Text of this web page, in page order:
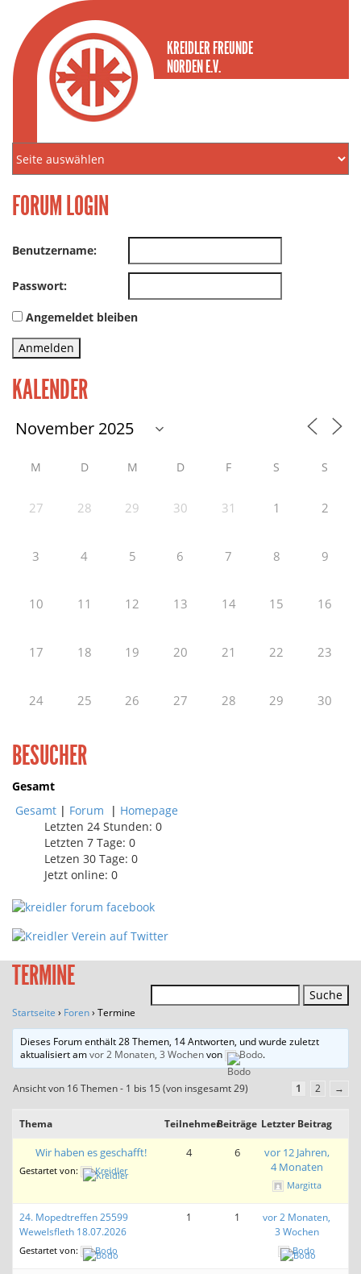
KREIDLER FREUNDE
NORDEN E.V.
FORUM LOGIN
Benutzername:
Passwort:
Angemeldet bleiben
Anmelden
KALENDER
M D M D F S S
27 28 29 30 31 1 2
3 4 5 6 7 8 9
10 11 12 13 14 15 16
17 18 19 20 21 22 23
24 25 26 27 28 29 30
BESUCHER
Gesamt
Gesamt | Forum | Homepage
Letzten 24 Stunden: 0
Letzten 7 Tage: 0
Letzen 30 Tage: 0
Jetzt online: 0
Suchen
nach:
TERMINE
Startseite › Foren› Termine
Dieses Forum enthält 28 Themen, 14 Antworten, und wurde zuletzt
aktualisiert amvor 2 Monaten, 3 Wochenvon Bodo.
Ansicht von 16 Themen - 1 bis 15 (von insgesamt 29) 1 2 →
Thema TeilnehmerBeiträge Letzter Beitrag
Wir haben es geschafft!
Gestartet von: Kreidler
4 6
vor 12 Jahren,
4 Monaten
Margitta
24. Mopedtreffen 25599
Wewelsfleth 18.07.2026
Gestartet von: Bodo
1 1
vor 2 Monaten,
3 Wochen
Bodo